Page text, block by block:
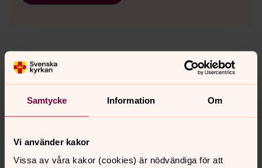
Samtycke Information Om
Vi använder kakor
Vissa av våra kakor (cookies) är nödvändiga för att
Senast ändrad 22 januari 2021
Synpunkter eller frågor på sidans
innehåll?
sodra.tjusts.pastorat@svenskakyrkan.se
Dela